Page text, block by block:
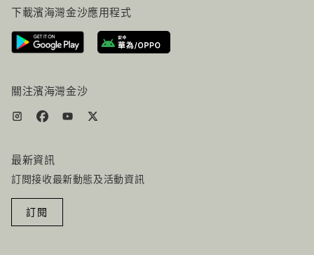
聯絡我們
行程規劃
路線指引
服務設施
下載濱海灣金沙應用程式
關注濱海灣金沙
最新資訊
訂閲接收最新動態及活動資訊
訂閱